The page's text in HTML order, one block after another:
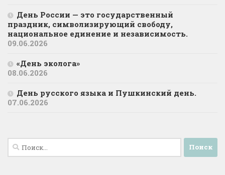
День России — это государственный
праздник, символизирующий свободу,
национальное единение и независимость.
09.06.2026
«День эколога»
08.06.2026
День русского языка и Пушкинский день.
07.06.2026
Найти: